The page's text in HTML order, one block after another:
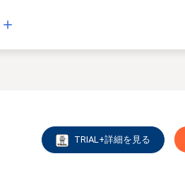
TRIAL+詳細を見る